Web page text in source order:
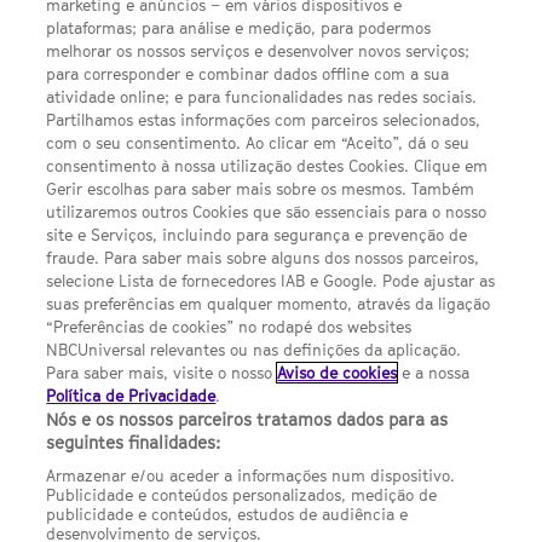
Escolhas de Anúncios
Política de privacidade
Sobre nós
Termos E Condições
FILMES
UMA DIVISÃO DA
NBCUNIVERSAL
Contact us by email: contact.SYFYPortugal@ncbuni.com
NBC Universal Global Networks España S.L.U. is wholly owned
by Universal Studios International BV
NBC Universal Global Networks, S.L.U. Paseo de la Castellana,
95. Planta 10 Edificio Torre Europa 28046 Madrid B-82227893
marketing e anúncios – em vários dispositivos e
plataformas; para análise e medição, para podermos
melhorar os nossos serviços e desenvolver novos serviços;
para corresponder e combinar dados offline com a sua
atividade online; e para funcionalidades nas redes sociais.
Partilhamos estas informações com parceiros selecionados,
com o seu consentimento. Ao clicar em “Aceito”, dá o seu
consentimento à nossa utilização destes Cookies. Clique em
Gerir escolhas para saber mais sobre os mesmos. Também
utilizaremos outros Cookies que são essenciais para o nosso
site e Serviços, incluindo para segurança e prevenção de
fraude. Para saber mais sobre alguns dos nossos parceiros,
selecione Lista de fornecedores IAB e Google. Pode ajustar as
suas preferências em qualquer momento, através da ligação
“Preferências de cookies” no rodapé dos websites
NBCUniversal relevantes ou nas definições da aplicação.
Para saber mais, visite o nossoAviso de cookies e a nossa
Política de Privacidade.
Nós e os nossos parceiros tratamos dados para as
seguintes finalidades:
Armazenar e/ou aceder a informações num dispositivo.
Publicidade e conteúdos personalizados, medição de
publicidade e conteúdos, estudos de audiência e
desenvolvimento de serviços.